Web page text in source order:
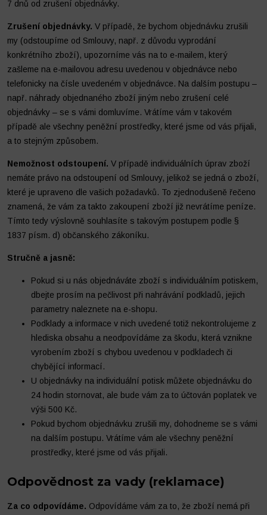
7 dnů od zrušení objednávky.
Zrušení objednávky. V případě, že bychom objednávku zrušili
my (odstoupíme od Smlouvy, např. z důvodu vyprodání
konkrétního zboží), upozorníme vás na to e-mailem, který
zašleme na e-mailovou adresu uvedenou v objednávce nebo
telefonicky na čísle uvedeném v objednávce. Na dalším postupu –
např. náhrady objednaného zboží jiným nebo zrušení celé
objednávky – se s vámi domluvíme. Vrátíme vám v takovém
případě ale všechny peněžní prostředky, které jsme od vás přijali,
a to stejným způsobem.
Nemožnost odstoupení. V případě individuálních úprav zboží
nemáte právo na odstoupení od Smlouvy, jelikož se jedná o zboží,
které je upraveno dle vašich požadavků. To zjednodušeně řečeno
znamená, že vám za takto zakoupení zboží již nevrátíme peníze.
Tímto tedy výslovně souhlasíte s takovým postupem podle §
1837 písm. d) občanského zákoníku.
Stručně a jasně:
Pokud si u nás objednáváte zboží s individuálním potiskem,
dbejte prosím na pečlivost při nahrávání podkladů, jejich
parametry naleznete na e-shopu.
Podklady a informace v nich uvedené totiž nekontrolujeme z
hlediska obsahu a neodpovídáme za škodu, která vznikne
vyrobením zboží s chybou uvedenou v podkladech či
chybějící informací.
U objednávky na individuální potisk můžete objednávku do
24 hodin stornovat, ale bude vám za to účtován poplatek ve
výši 500 Kč.
Pokud bychom objednávku zrušili my, dohodneme se s vámi
na dalším postupu. Vrátíme vám ale všechny peněžní
prostředky, které jsme od vás přijali.
Odpovědnost za vady (reklamace)
Za co odpovídáme. Odpovídáme vám za to, že zboží nemá při